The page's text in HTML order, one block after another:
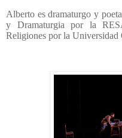
Alberto es dramaturgo y
y Dramaturgia por la
Religiones por la Universidad